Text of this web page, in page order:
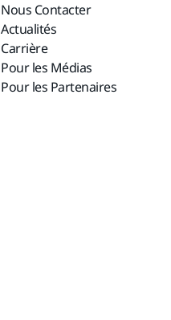
Nous Contacter
Actualités
Carrière
Pour les Médias
Pour les Partenaires